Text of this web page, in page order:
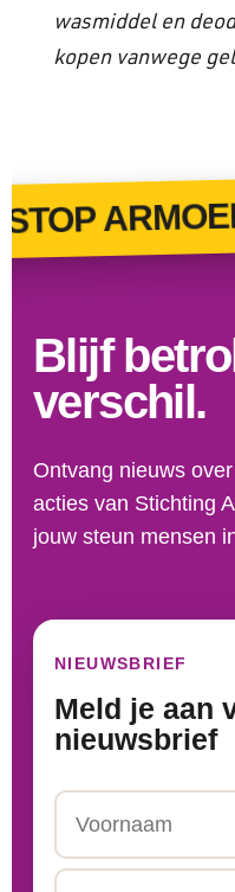
wasmiddel en
kopen vanwege
Blijf
verschil.
Ontvang nieuws
acties van Stichting
jouw steun mensen
NIEUWSBRIEF
Meld je aan
nieuwsbrief
Voornaam